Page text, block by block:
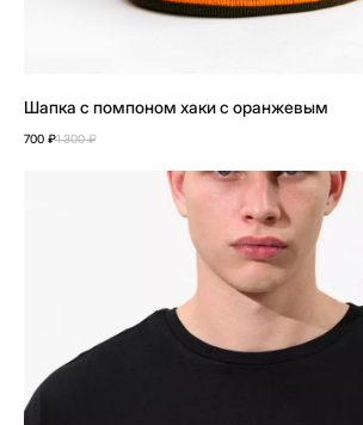
Шапка с помпоном хаки с оранжевым
700 ₽1 300 ₽